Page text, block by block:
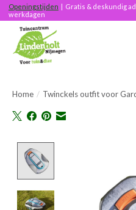
Openingstijden | Gratis & deskundig
werkdagen
Home / Twinckels outfit voor